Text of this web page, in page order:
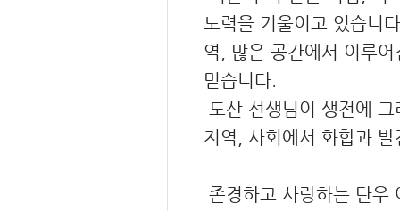
노력을 기울이고 있습니
역, 많은 공간에서 이루
믿습니다.
도산 선생님이 생전에
지역, 사회에서 화합과
존경하고 사랑하는 단우